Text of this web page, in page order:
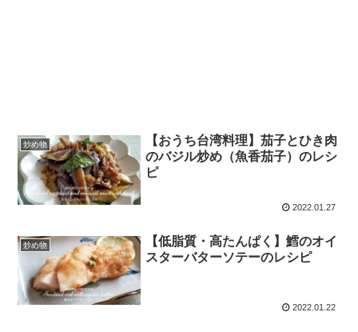
炒め物
【おうち台湾料理】茄子とひき肉
のバジル炒め（魚香茄子）のレシ
ピ
2022.01.27
炒め物
【低脂質・高たんぱく】鱈のオイ
スターバターソテーのレシピ
2022.01.22